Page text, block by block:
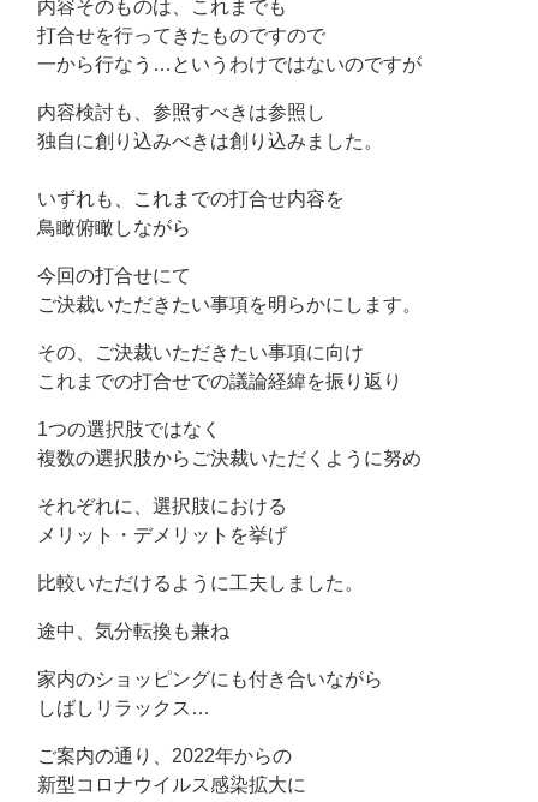
内容そのものは、これまでも
打合せを行ってきたものですので
一から行なう…というわけではないのですが
内容検討も、参照すべきは参照し
独自に創り込みべきは創り込みました。
いずれも、これまでの打合せ内容を
鳥瞰俯瞰しながら
今回の打合せにて
ご決裁いただきたい事項を明らかにします。
その、ご決裁いただきたい事項に向け
これまでの打合せでの議論経緯を振り返り
1つの選択肢ではなく
複数の選択肢からご決裁いただくように努め
それぞれに、選択肢における
メリット・デメリットを挙げ
比較いただけるように工夫しました。
途中、気分転換も兼ね
家内のショッピングにも付き合いながら
しばしリラックス…
ご案内の通り、2022年からの
新型コロナウイルス感染拡大に